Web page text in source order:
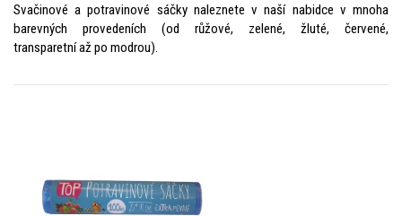
Svačinové a potravinové sáčky naleznete v naší nabidce v mnoha
barevných provedeních (od růžové, zelené, žluté, červené,
transparetní až po modrou).